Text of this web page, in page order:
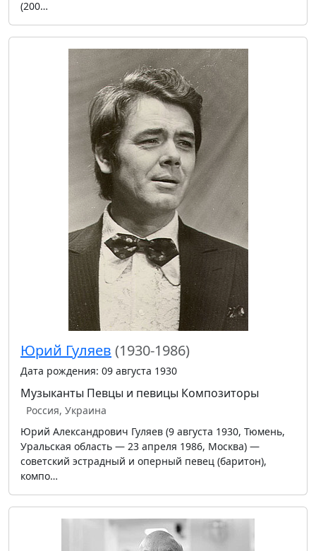
(200…
Юрий Гуляев (1930-1986)
Дата рождения: 09 августа 1930
Музыканты Певцы и певицы Композиторы
Россия, Украина
Юрий Александрович Гуляев (9 августа 1930, Тюмень,
Уральская область — 23 апреля 1986, Москва) —
советский эстрадный и оперный певец (баритон),
компо…